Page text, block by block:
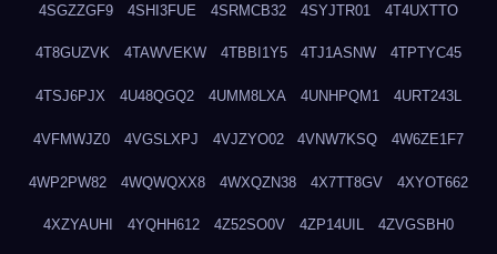
4SGZZGF9 4SHI3FUE 4SRMCB32 4SYJTR01 4T4UXTTO
4T8GUZVK 4TAWVEKW 4TBBI1Y5 4TJ1ASNW 4TPTYC45
4TSJ6PJX 4U48QGQ2 4UMM8LXA 4UNHPQM1 4URT243L
4VFMWJZ0 4VGSLXPJ 4VJZYO02 4VNW7KSQ 4W6ZE1F7
4WP2PW82 4WQWQXX8 4WXQZN38 4X7TT8GV 4XYOT662
4XZYAUHI 4YQHH612 4Z52SO0V 4ZP14UIL 4ZVGSBH0